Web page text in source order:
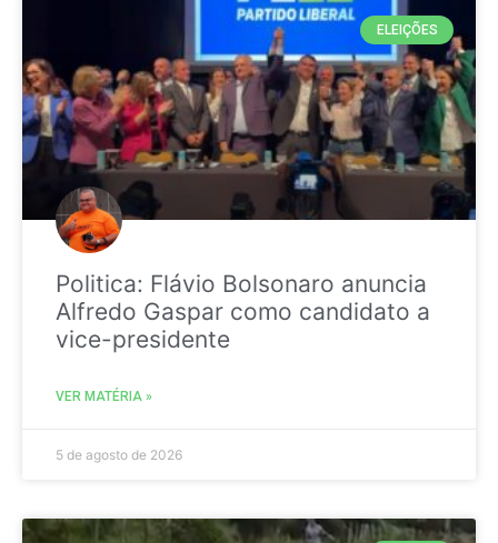
ELEIÇÕES
Politica: Flávio Bolsonaro anuncia
Alfredo Gaspar como candidato a
vice-presidente
VER MATÉRIA »
5 de agosto de 2026